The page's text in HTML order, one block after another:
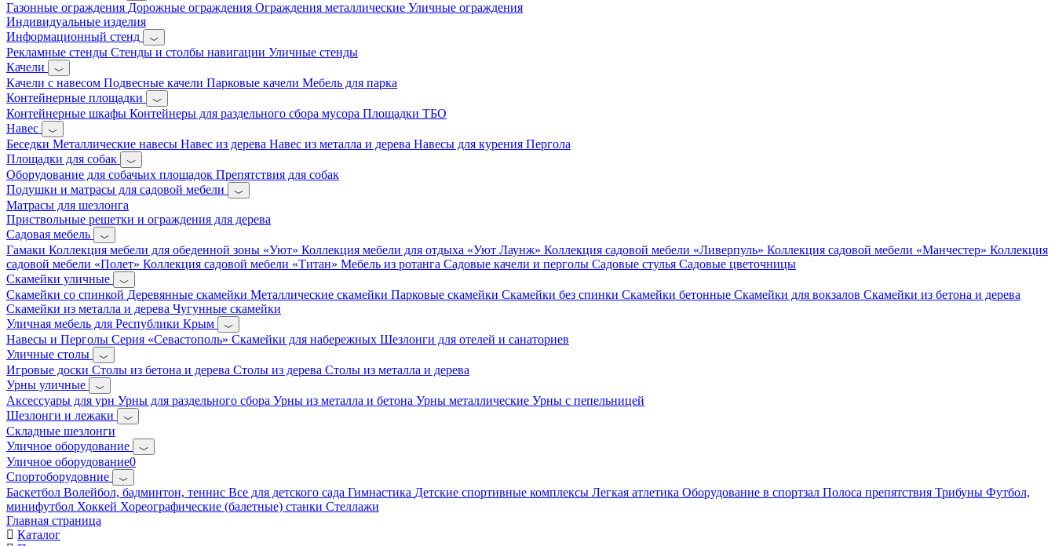
Газонные ограждения Дорожные ограждения Ограждения металлические Уличные ограждения
Индивидуальные изделия
Информационный стенд
Рекламные стенды Стенды и столбы навигации Уличные стенды
Качели
Качели с навесом Подвесные качели Парковые качели Мебель для парка
Контейнерные площадки
Контейнерные шкафы Контейнеры для раздельного сбора мусора Площадки ТБО
Навес
Беседки Металлические навесы Навес из дерева Навес из металла и дерева Навесы для курения Пергола
Площадки для собак
Оборудование для собачьих площадок Препятствия для собак
Подушки и матрасы для садовой мебели
Матрасы для шезлонга
Приствольные решетки и ограждения для дерева
Садовая мебель
Гамаки Коллекция мебели для обеденной зоны «Уют» Коллекция мебели для отдыха «Уют Лаунж» Коллекция садовой мебели «Ливерпуль» Коллекция садовой мебели «Манчестер» Коллекция
садовой мебели «Полет» Коллекция садовой мебели «Титан» Мебель из ротанга Садовые качели и перголы Садовые стулья Садовые цветочницы
Скамейки уличные
Скамейки со спинкой Деревянные скамейки Металлические скамейки Парковые скамейки Скамейки без спинки Скамейки бетонные Скамейки для вокзалов Скамейки из бетона и дерева
Скамейки из металла и дерева Чугунные скамейки
Уличная мебель для Республики Крым
Навесы и Перголы Серия «Севастополь» Скамейки для набережных Шезлонги для отелей и санаториев
Уличные столы
Игровые доски Столы из бетона и дерева Столы из дерева Столы из металла и дерева
Урны уличные
Аксессуары для урн Урны для раздельного сбора Урны из металла и бетона Урны металлические Урны с пепельницей
Шезлонги и лежаки
Складные шезлонги
Уличное оборудование
Уличное оборудование0
Спортоборудовние
Баскетбол Волейбол, бадминтон, теннис Все для детского сада Гимнастика Детские спортивные комплексы Легкая атлетика Оборудование в спортзал Полоса препятствия Трибуны Футбол,
минифутбол Хоккей Хореографические (балетные) станки Стеллажи
Главная страница
Каталог